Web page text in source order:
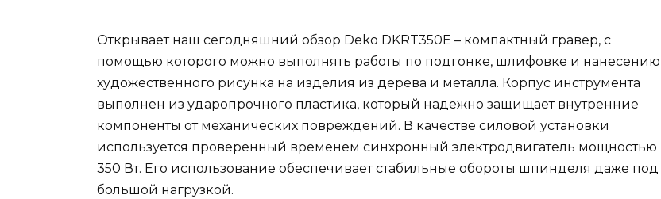
Открывает наш сегодняшний обзор Deko DKRT350E – компактный гравер, с
помощью которого можно выполнять работы по подгонке, шлифовке и нанесению
художественного рисунка на изделия из дерева и металла. Корпус инструмента
выполнен из ударопрочного пластика, который надежно защищает внутренние
компоненты от механических повреждений. В качестве силовой установки
используется проверенный временем синхронный электродвигатель мощностью
350 Вт. Его использование обеспечивает стабильные обороты шпинделя даже под
большой нагрузкой.